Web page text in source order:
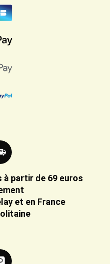
partir de 69 euros
et en France